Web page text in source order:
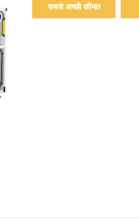
सबसे अच्छी कीमत